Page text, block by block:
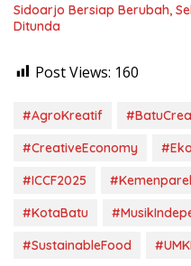
Sidoarjo Bersiap Berubah,
Ditunda
Post Views: 160
#AgroKreatif
#CreativeEconomy
#ICCF2025
#KotaBatu
#SustainableFood